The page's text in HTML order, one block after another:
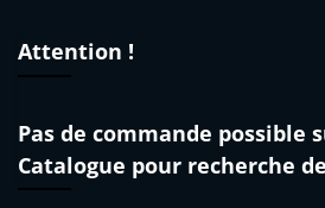
Attention !
Pas de commande possible
Catalogue pour recherche